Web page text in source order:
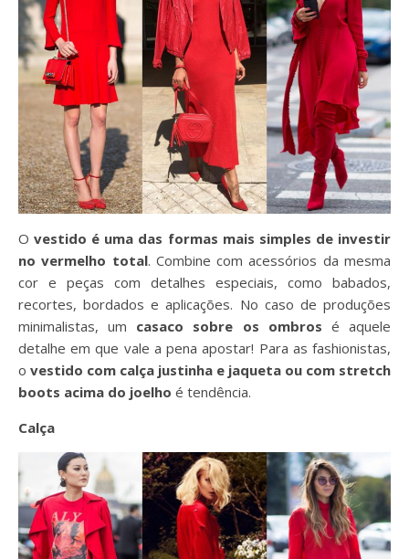
Ovestido é uma das formas mais simples de investir
no vermelho total. Combine com acessórios da mesma
cor e peças com detalhes especiais, como babados,
recortes, bordados e aplicações. No caso de produções
minimalistas, um casaco sobre os ombros é aquele
detalhe em que vale a pena apostar! Para as fashionistas,
o vestido com calça justinha e jaqueta ou com stretch
boots acima do joelho é tendência.
Calça